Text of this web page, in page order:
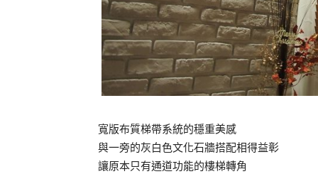
寬版布質梯帶系統的穩重美感
與一旁的灰白色文化石牆搭配相得益彰
讓原本只有通道功能的樓梯轉角